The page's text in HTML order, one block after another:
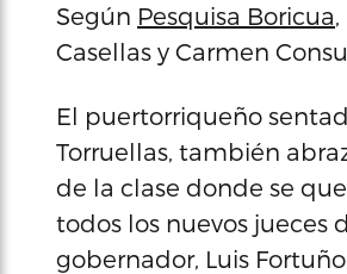
Según Pesquisa Boricua
Casellas y Carmen
El puertorriqueño
Torruellas, también
de la clase donde se
todos los nuevos jueces
gobernador, Luis